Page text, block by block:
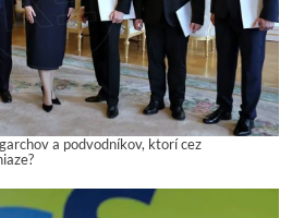
a podvodníkov, ktorí cez